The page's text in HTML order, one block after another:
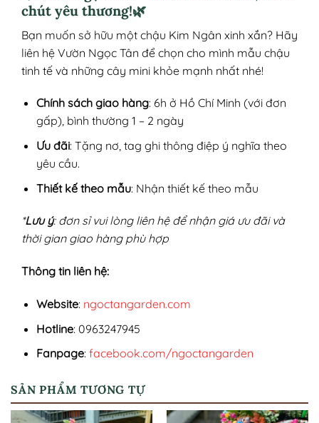
chút yêu thương!🌿
Bạn muốn sở hữu một chậu Kim Ngân xinh xắn? Hãy
liên hệ Vườn Ngọc Tân để chọn cho mình mẫu chậu
tinh tế và những cây mini khỏe mạnh nhất nhé!
Chính sách giao hàng: 6h ở Hồ Chí Minh (với đơn
gấp), bình thường 1 – 2 ngày
Ưu đãi: Tặng nơ, tag ghi thông điệp ý nghĩa theo
yêu cầu.
Thiết kế theo mẫu: Nhận thiết kế theo mẫu
*Lưu ý: đơn sỉ vui lòng liên hệ để nhận giá ưu đãi và
thời gian giao hàng phù hợp
Thông tin liên hệ:
Website: ngoctangarden.com
Hotline: 0963247945
Fanpage: facebook.com/ngoctangarden
SẢN PHẨM TƯƠNG TỰ